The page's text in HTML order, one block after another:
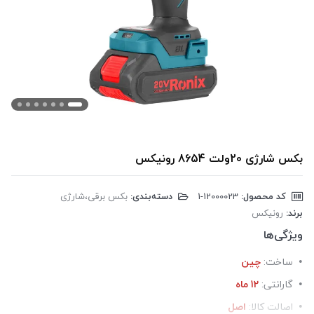
بکس شارژی 20ولت 8654 رونیکس
کد محصول: دسته‌بندی: بکس برقی،شارژی
برند: رونیکس
ویژگی‌ها
ساخت: چین
گارانتی: 12 ماه
اصالت کالا: اصل